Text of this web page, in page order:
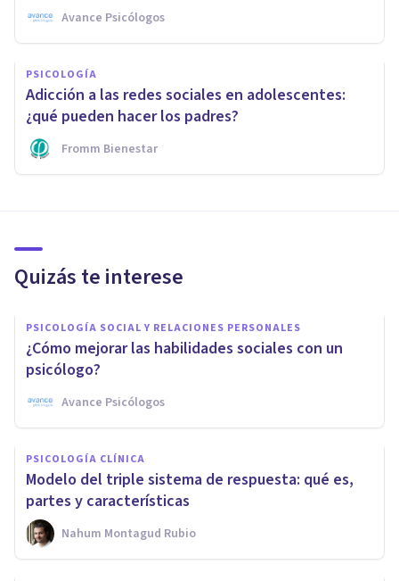
Avance Psicólogos
PSICOLOGÍA
Adicción a las redes sociales en adolescentes:
¿qué pueden hacer los padres?
Fromm Bienestar
Quizás te interese
PSICOLOGÍA SOCIAL Y RELACIONES PERSONALES
¿Cómo mejorar las habilidades sociales con un
psicólogo?
Avance Psicólogos
PSICOLOGÍA CLÍNICA
Modelo del triple sistema de respuesta: qué es,
partes y características
Nahum Montagud Rubio